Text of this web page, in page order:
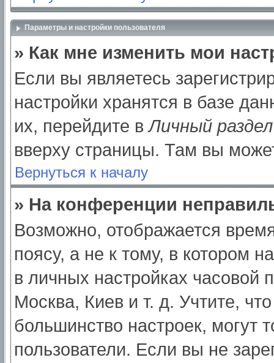
Параметры и настройки пользователя
» Как мне изменить мои
Если вы являетесь
настройки хранятся в базе
их, перейдите вЛичный раздел
вверху страницы. Там вы
Вернуться к началу
» На конференции
Возможно, отображается
поясу, а не к тому, в котором
в личных настройках часовой
Москва, Киев и т. д. Учтите,
большинство настроек, могут
пользователи. Если вы не